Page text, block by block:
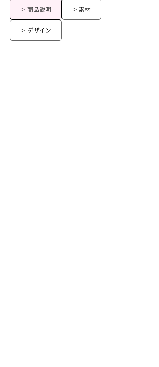
> 商品説明 > 素材
> デザイン